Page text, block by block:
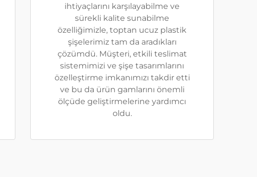
ihtiyaçlarını karşılayabilme ve
sürekli kalite sunabilme
özelliğimizle, toptan ucuz plastik
şişelerimiz tam da aradıkları
çözümdü. Müşteri, etkili teslimat
sistemimizi ve şişe tasarımlarını
özelleştirme imkanımızı takdir etti
ve bu da ürün gamlarını önemli
ölçüde geliştirmelerine yardımcı
oldu.